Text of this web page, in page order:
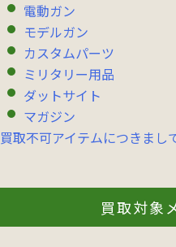
電動ガン
モデルガン
カスタムパーツ
ミリタリー用品
ダットサイト
マガジン
買取不可アイテムにつきまし
買取対象